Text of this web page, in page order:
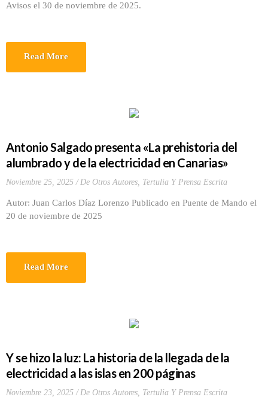
Avisos el 30 de noviembre de 2025.
Read More
Antonio Salgado presenta «La prehistoria del
alumbrado y de la electricidad en Canarias»
Noviembre 25, 2025 De Otros Autores, Tertulia Y Prensa Escrita
Autor: Juan Carlos Díaz Lorenzo Publicado en Puente de Mando el
20 de noviembre de 2025
Read More
Y se hizo la luz: La historia de la llegada de la
electricidad a las islas en 200 páginas
Noviembre 23, 2025 De Otros Autores, Tertulia Y Prensa Escrita